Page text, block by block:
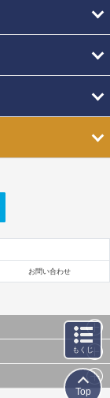
お問い合わせ
等）及びこれらの配置・
うことは固く禁じており
見解・感想です。
もくじ
Top